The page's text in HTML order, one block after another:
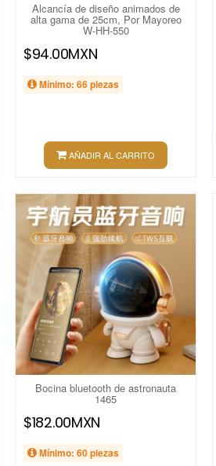
Alcancía de diseño animados de
alta gama de 25cm, Por Mayoreo
W-HH-550
$94.00MXN
Mínimo: 66 piezas
AÑADIR AL CARRITO
Bocina bluetooth de astronauta
1465
$182.00MXN
Mínimo: 60 piezas